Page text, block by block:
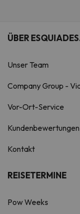
ÜBER
Unser Team
Company Group -
Vor-Ort-Service
Kundenbewertungen
Kontakt
REISETERMINE
Pow Weeks